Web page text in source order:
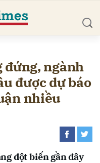
đứng, ngành
được dự báo
nhiều
đột biến gần đây
Hủy